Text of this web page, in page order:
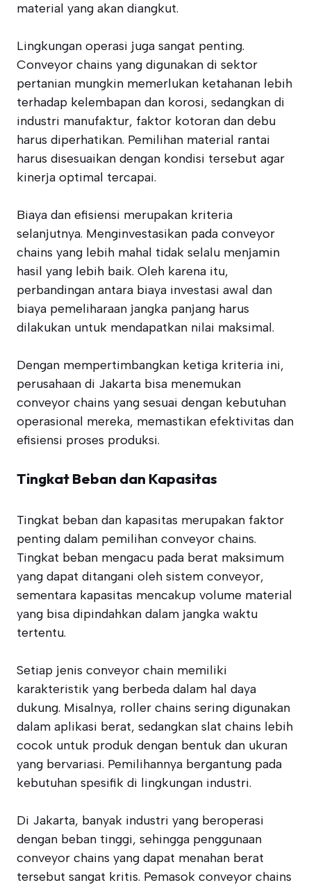
material yang akan diangkut.
Lingkungan operasi juga sangat penting.
Conveyor chains yang digunakan di sektor
pertanian mungkin memerlukan ketahanan lebih
terhadap kelembapan dan korosi, sedangkan di
industri manufaktur, faktor kotoran dan debu
harus diperhatikan. Pemilihan material rantai
harus disesuaikan dengan kondisi tersebut agar
kinerja optimal tercapai.
Biaya dan efisiensi merupakan kriteria
selanjutnya. Menginvestasikan pada conveyor
chains yang lebih mahal tidak selalu menjamin
hasil yang lebih baik. Oleh karena itu,
perbandingan antara biaya investasi awal dan
biaya pemeliharaan jangka panjang harus
dilakukan untuk mendapatkan nilai maksimal.
Dengan mempertimbangkan ketiga kriteria ini,
perusahaan di Jakarta bisa menemukan
conveyor chains yang sesuai dengan kebutuhan
operasional mereka, memastikan efektivitas dan
efisiensi proses produksi.
Tingkat Beban dan Kapasitas
Tingkat beban dan kapasitas merupakan faktor
penting dalam pemilihan conveyor chains.
Tingkat beban mengacu pada berat maksimum
yang dapat ditangani oleh sistem conveyor,
sementara kapasitas mencakup volume material
yang bisa dipindahkan dalam jangka waktu
tertentu.
Setiap jenis conveyor chain memiliki
karakteristik yang berbeda dalam hal daya
dukung. Misalnya, roller chains sering digunakan
dalam aplikasi berat, sedangkan slat chains lebih
cocok untuk produk dengan bentuk dan ukuran
yang bervariasi. Pemilihannya bergantung pada
kebutuhan spesifik di lingkungan industri.
Di Jakarta, banyak industri yang beroperasi
dengan beban tinggi, sehingga penggunaan
conveyor chains yang dapat menahan berat
tersebut sangat kritis. Pemasok conveyor chains